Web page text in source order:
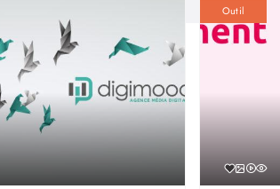
Outil